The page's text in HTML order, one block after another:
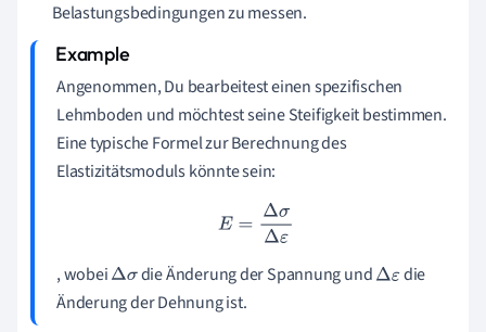
Belastungsbedingungen zu messen.
Angenommen, Du bearbeitest einen spezifischen
Lehmboden und möchtest seine Steifigkeit bestimmen.
Eine typische Formel zur Berechnung des
Elastizitätsmoduls könnte sein:
E =Δ σΔε
, wobeiΔσ die Änderung der Spannung undΔε die
Änderung der Dehnung ist.